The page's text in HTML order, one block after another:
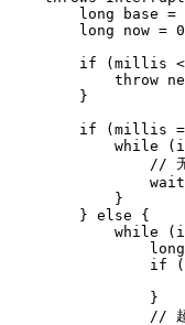
long base =
long now =
if (millis
throw
        }
if (millis
while
//
            }
        } else {
while
if
                }
//